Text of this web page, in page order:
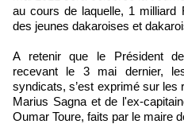
au cours de laquelle, 1
des jeunes dakaroises et
A retenir que le Président
recevant le 3 mai dernier,
syndicats, s’est exprimé sur
Marius Sagna et de l'ex-
Oumar Toure, faits par le maire